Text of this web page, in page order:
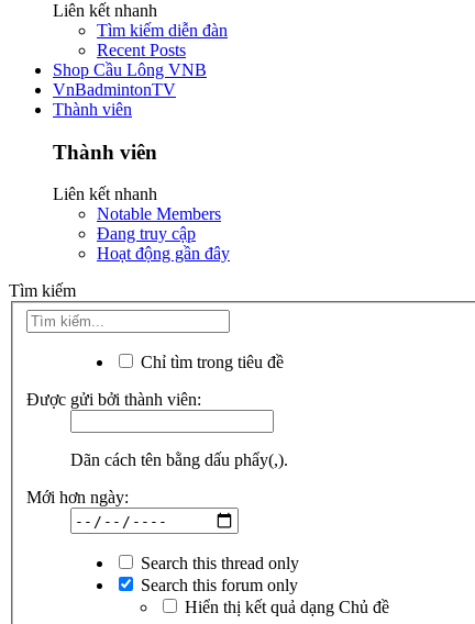
Liên kết nhanh
Tìm kiếm diễn đàn
Recent Posts
Shop Cầu Lông VNB
VnBadmintonTV
Thành viên
Thành viên
Liên kết nhanh
Notable Members
Đang truy cập
Hoạt động gần đây
Tìm kiếm
Chỉ tìm trong tiêu đề
Được gửi bởi thành viên:
Dãn cách tên bằng dấu phẩy(,).
Mới hơn ngày:
Search this thread only
Search this forum only
Hiển thị kết quả dạng Chủ đề